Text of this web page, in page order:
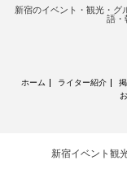
新宿のイベント・観光・グ
語・
ホーム ライター紹介
新宿イベント観